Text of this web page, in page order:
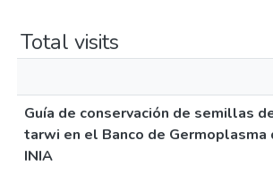
Total visits
Guía de conservación de semillas
tarwi en el Banco de Germoplasma
INIA